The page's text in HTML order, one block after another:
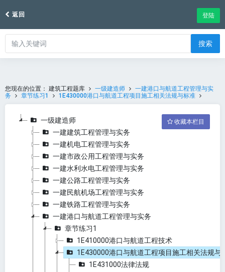
返回 登陆
搜索
您现在的位置： 建筑工程题库 一级建造师
一建港口与航道工程管理与实
务
章节练习1 1E430000港口与航道工程项目施工相关法规与标准
收藏本栏目
一级建造师
一建建筑工程管理与实务
一建机电工程管理与实务
一建市政公用工程管理与实务
一建水利水电工程管理与实务
一建公路工程管理与实务
一建民航机场工程管理与实务
一建铁路工程管理与实务
一建港口与航道工程管理与实务
章节练习1
1E410000港口与航道工程技术
1E430000港口与航道工程项目施工相关法规与
1E431000法律法规